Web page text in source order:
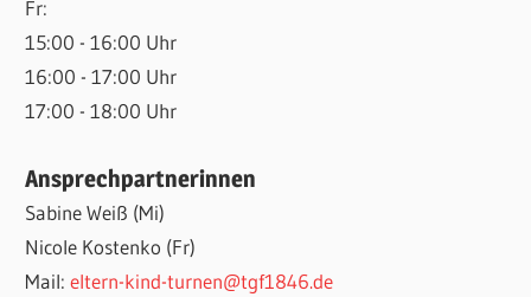
Fr:
15:00 - 16:00 Uhr
16:00 - 17:00 Uhr
17:00 - 18:00 Uhr
Ansprechpartnerinnen
Sabine Weiß (Mi)
Nicole Kostenko (Fr)
Mail:eltern-kind-turnen@tgf1846.de